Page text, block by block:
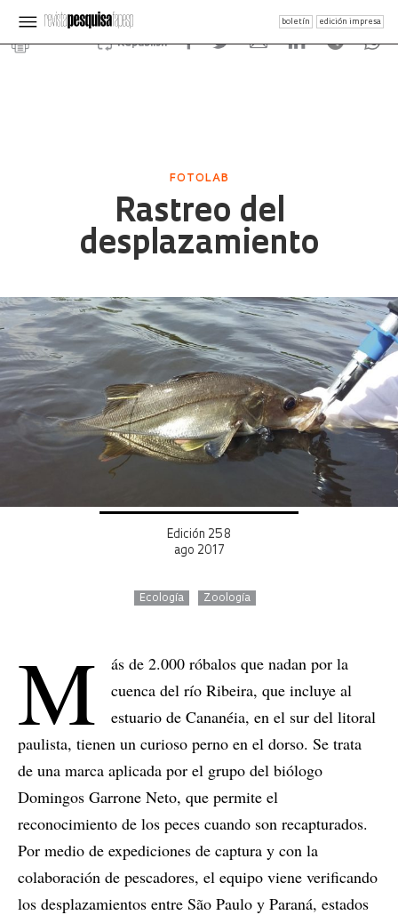
boletín edición impresa
Republish
FOTOLAB
Rastreo del
desplazamiento
Edición 258
ago 2017
Ecología Zoología
M
ás de 2.000 róbalos que nadan por la
cuenca del río Ribeira, que incluye al
estuario de Cananéia, en el sur del litoral
paulista, tienen un curioso perno en el dorso. Se trata
de una marca aplicada por el grupo del biólogo
Domingos Garrone Neto, que permite el
reconocimiento de los peces cuando son recapturados.
Por medio de expediciones de captura y con la
colaboración de pescadores, el equipo viene verificando
los desplazamientos entre São Paulo y Paraná, estados